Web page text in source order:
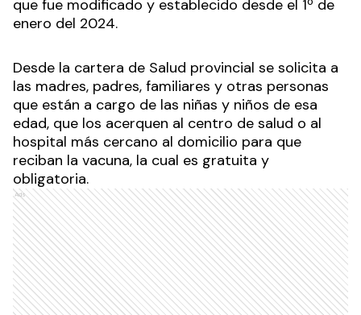
que fue modificado y establecido desde el 1º de
enero del 2024.
Desde la cartera de Salud provincial se solicita a
las madres, padres, familiares y otras personas
que están a cargo de las niñas y niños de esa
edad, que los acerquen al centro de salud o al
hospital más cercano al domicilio para que
reciban la vacuna, la cual es gratuita y
obligatoria.
Ads